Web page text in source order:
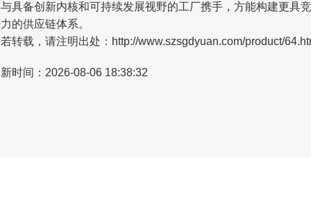
具备创新内核和可持续发展视野的工厂携手，方能构建更具竞
的供应链体系。
转载，请注明出处：http://www.szsgdyuan.com/product/
时间：2026-08-06 18:38:32